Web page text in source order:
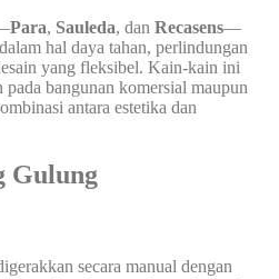
Para, Sauleda, dan Recasens—
hal daya tahan, perlindungan
yang fleksibel. Kain-kain ini
bangunan komersial maupun
antara estetika dan
Gulung
secara manual dengan